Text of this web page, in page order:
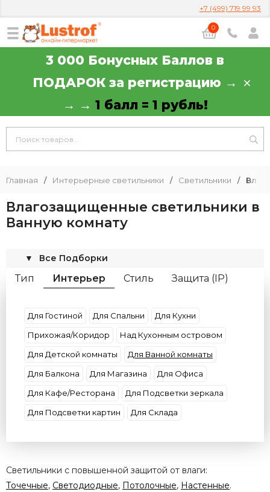
+7 (499) 719 99 93
0
3 000 Бонусных Баллов в
ПОДАРОК за регистрацию →
→ → 1 балл = 1 рубль!
Главная / Интерьерные светильники / Светильники /
Влагозащищенные cветильники в
Ванную комнату
Все Подборки
▼
Тип Интерьер Стиль
Защита (IP)
Потолки
Цоколь
Материал плафона
Размер
Бренд
Для Гостиной Для Спальни
Для Кухни
Прихожая/Коридор
Над Кухонным островом
Для Детской комнаты
Для Ванной комнаты
Для Балкона
Для Магазина
Для Офиса
Для Кафе/Ресторана
Для Подсветки зеркала
Для Подсветки картин
Для Склада
Светильники с повышенной защитой от влаги:
Точечные, Светодиодные, Потолочные, Настенные.